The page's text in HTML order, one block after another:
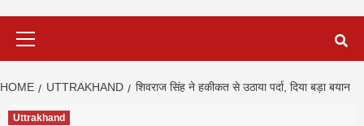
HOME UTTRAKHAND शिवराज सिंह ने हकीकत से उठाया पर्दा, दिया बड़ा बयान
Uttrakhand